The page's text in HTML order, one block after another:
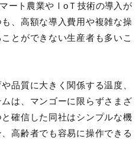
ート農業やⅠоＴ技術の導入が
、高額な導入費用や複雑な操
とができない生産者も多いこ
品質に大きく関係する温度、
は、マンゴーに限らずさまざ
確信した同社はシンプルな機
高齢者でも容易に操作できる